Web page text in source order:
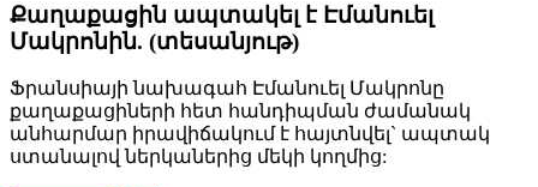
Քաղաքացին ապտակել է Էմանուել
Մակրոնին. (տեսանյութ)
Ֆրանսիայի նախագահ Էմանուել Մակրոնը
քաղաքացիների հետ հանդիպման ժամանակ
անհարմար իրավիճակում է հայտնվել` ապտակ
ստանալով ներկաներից մեկի կողմից: